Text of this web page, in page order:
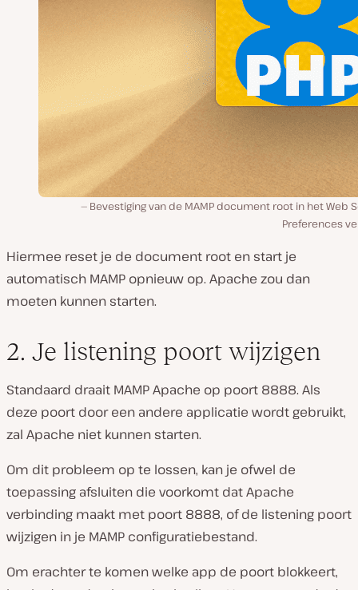
Bevestiging van de MAMP document root in het Web
Preferences
Hiermee reset je de document root en start je
automatisch MAMP opnieuw op. Apache zou dan
moeten kunnen starten.
2. Je listening poort wijzigen
Standaard draait MAMP Apache op poort 8888. Als
deze poort door een andere applicatie wordt gebruikt,
zal Apache niet kunnen starten.
Om dit probleem op te lossen, kan je ofwel de
toepassing afsluiten die voorkomt dat Apache
verbinding maakt met poort 8888, of de listening poort
wijzigen in je MAMP configuratiebestand.
Om erachter te komen welke app de poort blokkeert,